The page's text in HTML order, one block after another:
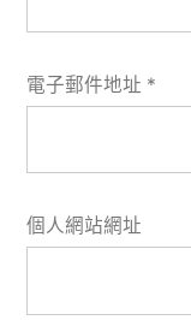
電子郵件地址 *
個人網站網址